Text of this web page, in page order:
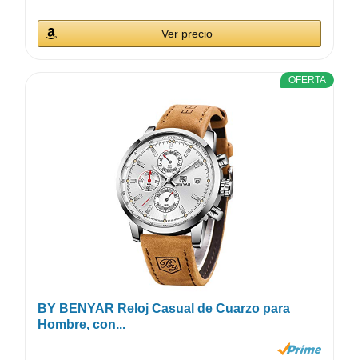
Ver precio
OFERTA
BY BENYAR Reloj Casual de Cuarzo para
Hombre, con...